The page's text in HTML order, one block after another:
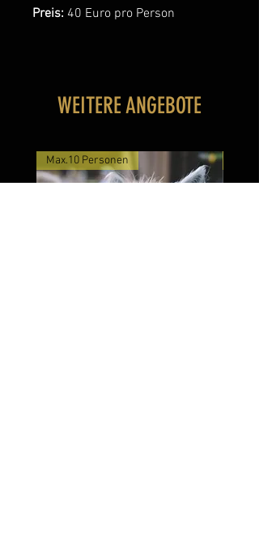
Preis: 40 Euro pro Person
WEITERE ANGEBOTE
Max.10 Personen